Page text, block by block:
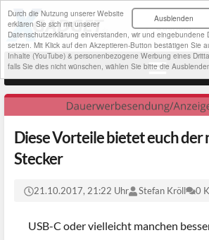
Ausblenden
Durch die Nutzung unserer Website
erklären Sie sich mit unserer
Datenschutzerklärung einverstanden, wir und eingebundene
setzen. Mit Klick auf den Akzeptieren-Button bestätigen Sie
Inhalte (YouTube) & personenbezogene Werbung eines
falls Sie dies nicht wünschen, wählen Sie bitte die
Diese Vorteile bietet euch der
Stecker
21.10.2017, 21:22 Uhr Stefan Kröll 0
USB-C oder vielleicht manchen